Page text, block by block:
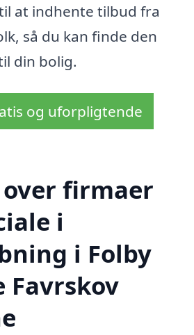
at indhente tilbud fra
så du kan finde den
din bolig.
og uforpligtende
firmaer
i
i Folby
Favrskov